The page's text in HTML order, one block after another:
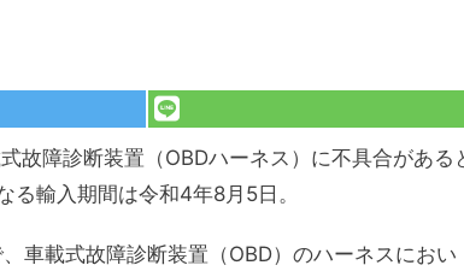
故障診断装置（OBDハーネス）に不具合がある
る輸入期間は令和4年8月5日。
車載式故障診断装置（OBD）のハーネスにおい